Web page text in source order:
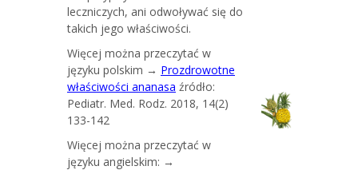
leczniczych, ani odwoływać się do
takich jego właściwości.
Więcej można przeczytać w
języku polskim → Prozdrowotne
właściwości ananasa źródło:
Pediatr. Med. Rodz. 2018, 14(2)
133-142
Więcej można przeczytać w
języku angielskim: →